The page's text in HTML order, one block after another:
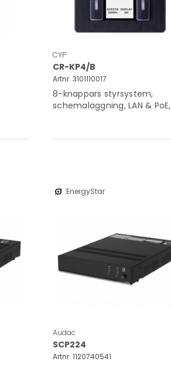
CYP
CR-KP4/B
Artnr. 3101110017
8-knappars styrsystem,
schemaläggning, LAN & PoE,
energy_savings_leaf EnergyStar
Audac
SCP224
Artnr. 1120740541